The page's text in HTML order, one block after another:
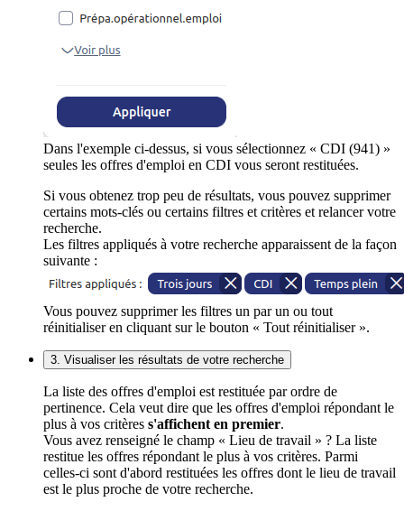
Dans l'exemple ci-dessus, si vous sélectionnez « CDI (941) »
seules les offres d'emploi en CDI vous seront restituées.
Si vous obtenez trop peu de résultats, vous pouvez supprimer
certains mots-clés ou certains filtres et critères et relancer votre
recherche.
Les filtres appliqués à votre recherche apparaissent de la façon
suivante :
Vous pouvez supprimer les filtres un par un ou tout
réinitialiser en cliquant sur le bouton « Tout réinitialiser ».
3. Visualiser les résultats de votre recherche
La liste des offres d'emploi est restituée par ordre de
pertinence. Cela veut dire que les offres d'emploi répondant le
plus à vos critères s'affichent en premier.
Vous avez renseigné le champ « Lieu de travail » ? La liste
restitue les offres répondant le plus à vos critères. Parmi
celles-ci sont d'abord restituées les offres dont le lieu de travail
est le plus proche de votre recherche.